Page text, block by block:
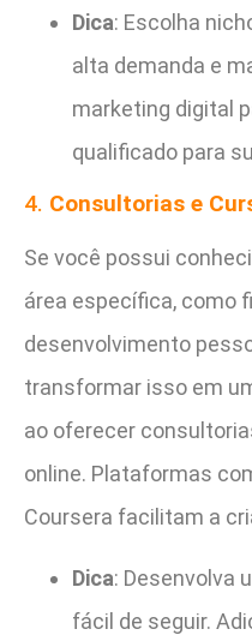
Dica: Escolha
alta demanda e
marketing digital
qualificado para
4. Consultorias e
Se você possui
área específica, como
desenvolvimento
transformar isso em
ao oferecer
online. Plataformas
Coursera facilitam a
Dica: Desenvolva
fácil de seguir.